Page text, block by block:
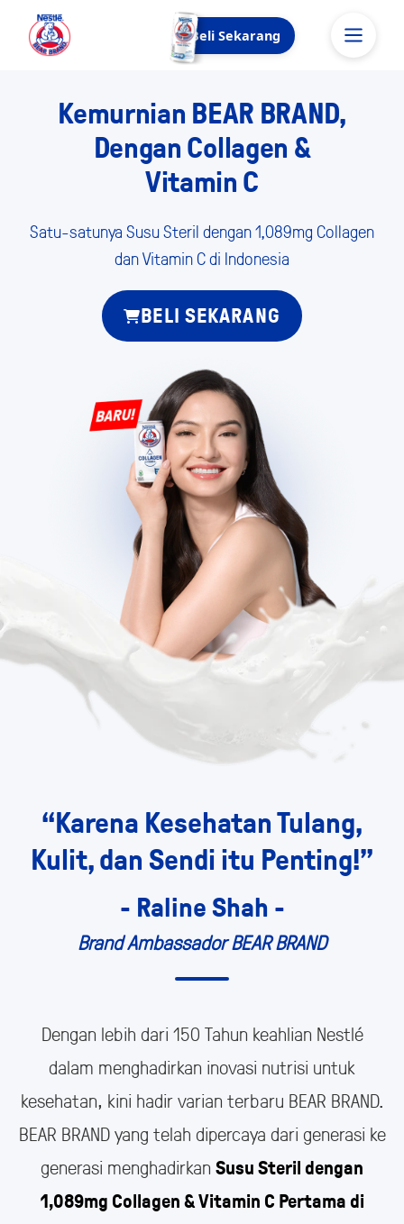
Beli Sekarang
Kemurnian BEAR BRAND,
Dengan Collagen &
Vitamin C
Satu-satunya Susu Steril dengan 1,089mg Collagen
dan Vitamin C di Indonesia
BELI SEKARANG
“Karena KesehatanTulang,
Kulit,dan Sendi itu Penting!”
- Raline Shah -
BrandAmbassadorBEARBRAND
Dengan lebih dari 150 Tahun keahlian Nestlé
dalam menghadirkan inovasi nutrisi untuk
kesehatan, kini hadir varian terbaru BEAR BRAND.
BEAR BRAND yang telah dipercaya dari generasi ke
generasi menghadirkan Susu Steril dengan
1,089mg Collagen & Vitamin C Pertama di